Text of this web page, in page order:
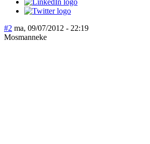
#2 ma, 09/07/2012 - 22:19
Mosmanneke